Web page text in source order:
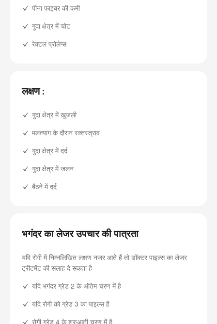
पीना फाइबर की कमी
गुदा क्षेत्र में चोट
रेक्टल प्रोलेप्स
लक्षण :
गुदा क्षेत्र में खुजली
मलत्याग के दौरान रक्तस्त्राव
गुदा क्षेत्र में दर्द
गुदा क्षेत्र में जलन
बैठने में दर्द
भगंदर का लेजर उपचार की पात्रता
यदि रोगी में निम्नलिखित लक्षण नजर आते हैं तो डॉक्टर पाइल्स का लेजर
ट्रीटमेंट की सलाह दे सकता है-
यदि भगंदर ग्रेड 2 के अंतिम चरण में है
यदि रोगी को ग्रेड 3 का पाइल्स है
रोगी ग्रेड 4 के शुरुआती चरण में है